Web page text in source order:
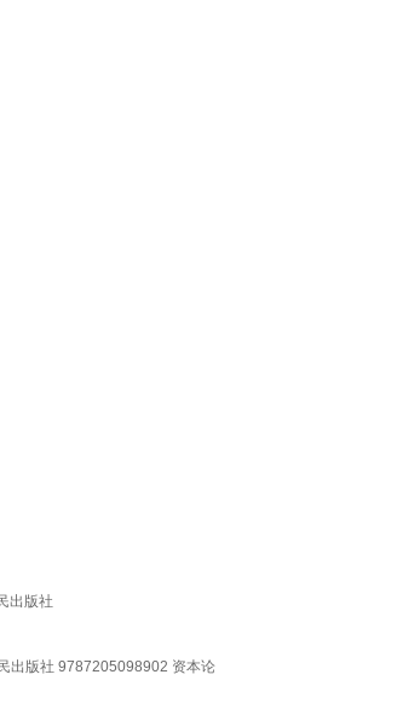
出版社
出版社 9787205098902 资本论